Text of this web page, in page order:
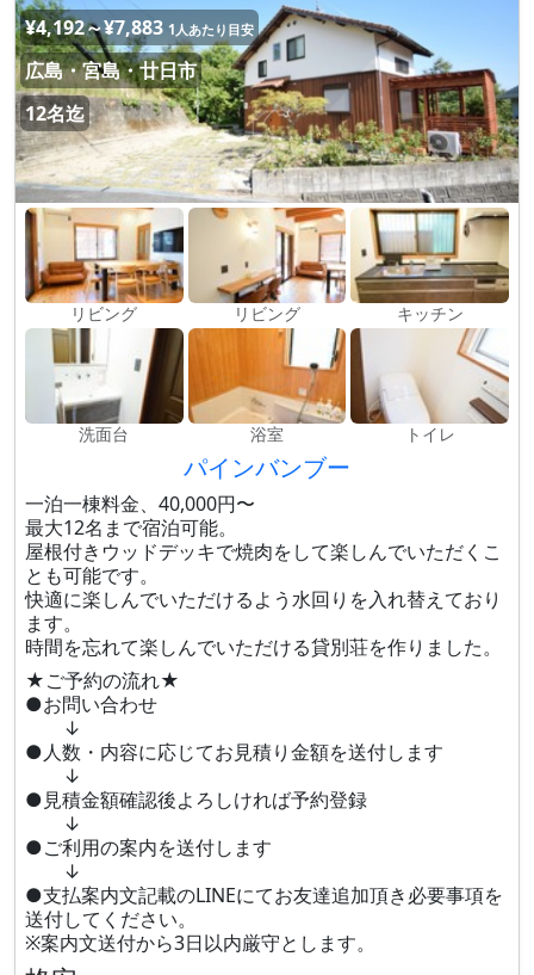
¥4,192～¥7,883 1人あたり目安
広島・宮島・廿日市
12名迄
リビング リビング キッチン
洗面台 浴室 トイレ
パインバンブー
一泊一棟料金、40,000円〜
最大12名まで宿泊可能。
屋根付きウッドデッキで焼肉をして楽しんでいただくこ
とも可能です。
快適に楽しんでいただけるよう水回りを入れ替えており
ます。
時間を忘れて楽しんでいただける貸別荘を作りました。
★ご予約の流れ★
●お問い合わせ
↓
●人数・内容に応じてお見積り金額を送付します
↓
●見積金額確認後よろしければ予約登録
↓
●ご利用の案内を送付します
↓
●支払案内文記載のLINEにてお友達追加頂き必要事項を
送付してください。
※案内文送付から3日以内厳守とします。